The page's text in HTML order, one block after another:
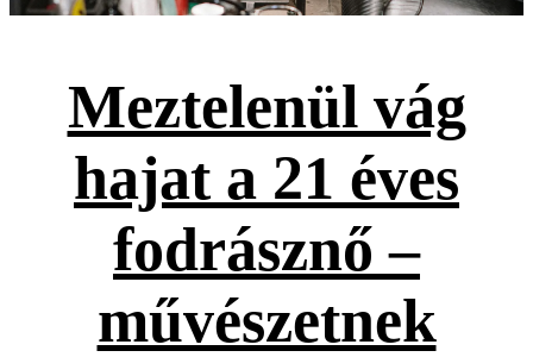
Meztelenül vág
hajat a 21 éves
fodrásznő –
művészetnek